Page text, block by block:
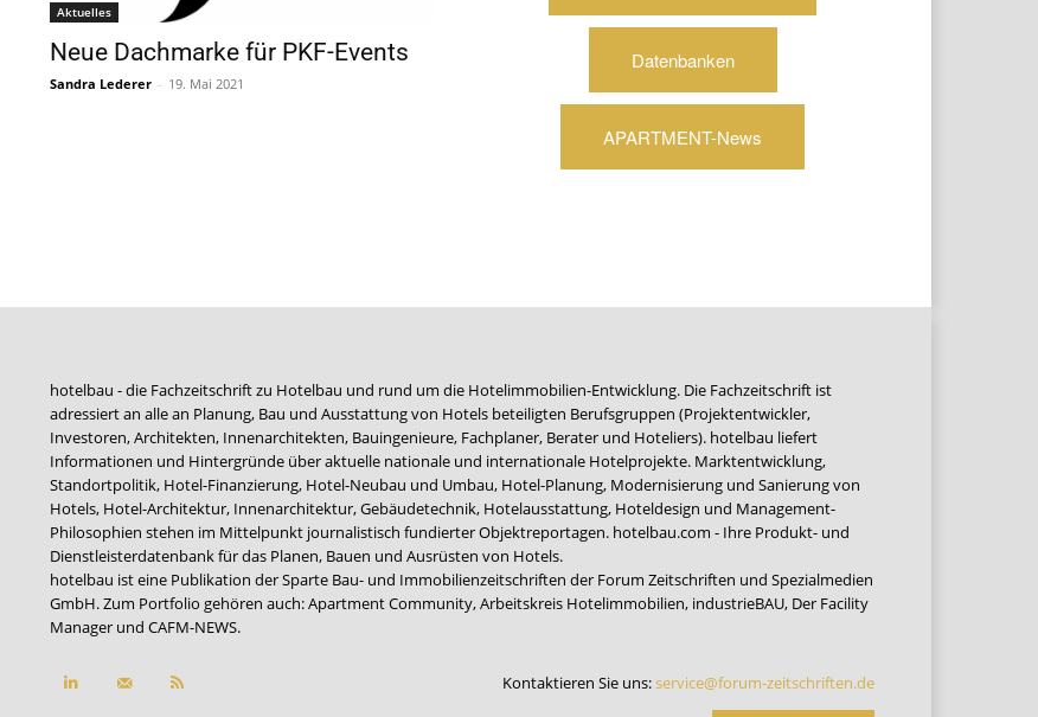
Aktuelles
Neue Dachmarke für PKF-Events
Sandra Lederer - 19. Mai 2021
Datenbanken
APARTMENT-News
hotelbau - die Fachzeitschrift zu Hotelbau und rund um die Hotelimmobilien-Entwicklung. Die Fachzeitschrift ist
adressiert an alle an Planung, Bau und Ausstattung von Hotels beteiligten Berufsgruppen (Projektentwickler,
Investoren, Architekten, Innenarchitekten, Bauingenieure, Fachplaner, Berater und Hoteliers). hotelbau liefert
Informationen und Hintergründe über aktuelle nationale und internationale Hotelprojekte. Marktentwicklung,
Standortpolitik, Hotel-Finanzierung, Hotel-Neubau und Umbau, Hotel-Planung, Modernisierung und Sanierung von
Hotels, Hotel-Architektur, Innenarchitektur, Gebäudetechnik, Hotelausstattung, Hoteldesign und Management-
Philosophien stehen im Mittelpunkt journalistisch fundierter Objektreportagen. hotelbau.com - Ihre Produkt- und
Dienstleisterdatenbank für das Planen, Bauen und Ausrüsten von Hotels.
hotelbau ist eine Publikation der Sparte Bau- und Immobilienzeitschriften der Forum Zeitschriften und Spezialmedien
GmbH. Zum Portfolio gehören auch:Apartment Community,Arbeitskreis Hotelimmobilien, industrieBAU, Der Facility
Manager und CAFM-NEWS.
Kontaktieren Sie uns:service@forum-zeitschriften.de